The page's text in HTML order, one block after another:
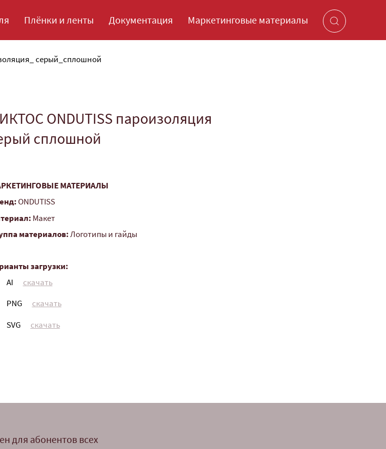
серый_сплошной
ONDUTISS пароизоляция
сплошной
МАТЕРИАЛЫ
ONDUTISS
Макет
материалов: Логотипы и гайды
загрузки:
AI скачать
PNG скачать
SVG скачать
Плёнки и ленты Документация Маркетинговые материалы
для абонентов всех